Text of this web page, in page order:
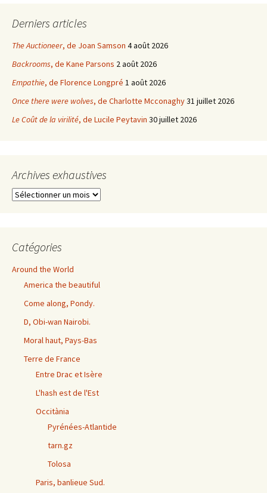
Derniers articles
The Auctioneer, de Joan Samson 4 août 2026
Backrooms, de Kane Parsons 2 août 2026
Empathie, de Florence Longpré 1 août 2026
Once there were wolves, de Charlotte Mcconaghy31 juillet 2026
Le Coût de la virilité, de Lucile Peytavin 30 juillet 2026
Archives exhaustives
Archives
Catégories
Around the World
America the beautiful
Come along, Pondy.
D, Obi-wan Nairobi.
Moral haut, Pays-Bas
Terre de France
Entre Drac et Isère
L'hash est de l'Est
Occitània
Pyrénées-Atlantide
tarn.gz
Tolosa
Paris, banlieue Sud.